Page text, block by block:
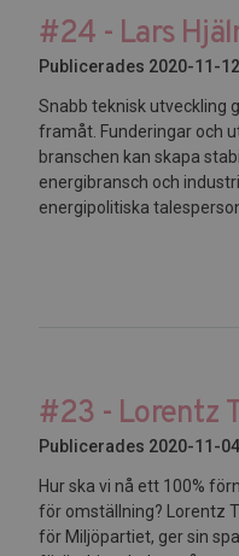
#24 - Lars
Publicerades 2020-11-12
Snabb teknisk utveckling
framåt. Funderingar och
branschen kan skapa
energibransch och
energipolitiska
#23 - Lorentz
Publicerades 2020-11-04
Hur ska vi nå ett 100%
för omställning? Lorentz
för Miljöpartiet, ger sin